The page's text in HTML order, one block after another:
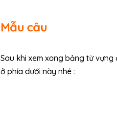
Mẫu câu
Sau khi xem xong bảng từ
ở phía dưới này nhé :